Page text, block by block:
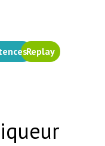
Replay